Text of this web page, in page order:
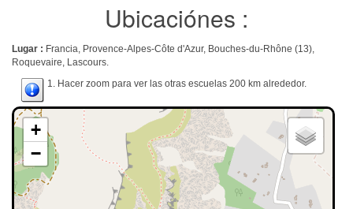
Ubicaciónes :
Lugar : Francia, Provence-Alpes-Côte d'Azur, Bouches-du-Rhône (13),
Roquevaire, Lascours.
1. Hacer zoom para ver las otras escuelas 200 km alrededor.
+
−